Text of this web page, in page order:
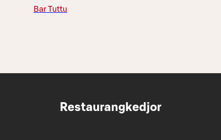
Bar Tuttu
Restaurangkedjor